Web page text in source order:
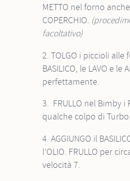
METTO nel forno
COPERCHIO.
facoltativo)
2. TOLGO i piccioli alle foglie di
BASILICO, le LAVO e le
perfettamente.
3. FRULLO nel Bimby i PINOLI con
qualche colpo di Turbo.
4. AGGIUNGO il BASILICO, il SALE e
l’OLIO. FRULLO per
velocità 7.